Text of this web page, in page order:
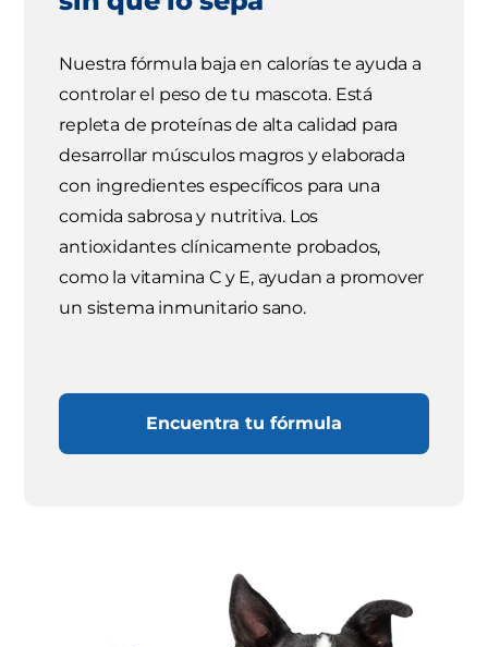
Nuestra fórmula baja en calorías te ayuda a
controlar el peso de tu mascota. Está
repleta de proteínas de alta calidad para
desarrollar músculos magros y elaborada
con ingredientes específicos para una
comida sabrosa y nutritiva. Los
antioxidantes clínicamente probados,
como la vitamina C y E, ayudan a promover
un sistema inmunitario sano.
Encuentra tu fórmula